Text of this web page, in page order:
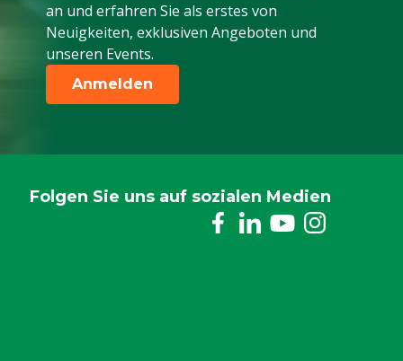
an und erfahren Sie als erstes von
Neuigkeiten, exklusiven Angeboten und
unseren Events.
Anmelden
Folgen Sie uns auf sozialen Medien